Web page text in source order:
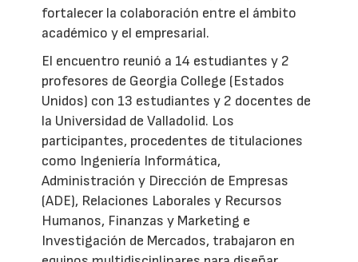
fortalecer la colaboración entre el ámbito
académico y el empresarial.
El encuentro reunió a 14 estudiantes y 2
profesores de Georgia College (Estados
Unidos) con 13 estudiantes y 2 docentes de
la Universidad de Valladolid. Los
participantes, procedentes de titulaciones
como Ingeniería Informática,
Administración y Dirección de Empresas
(ADE), Relaciones Laborales y Recursos
Humanos, Finanzas y Marketing e
Investigación de Mercados, trabajaron en